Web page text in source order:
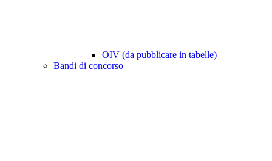
OIV (da pubblicare in tabelle)
Bandi di concorso